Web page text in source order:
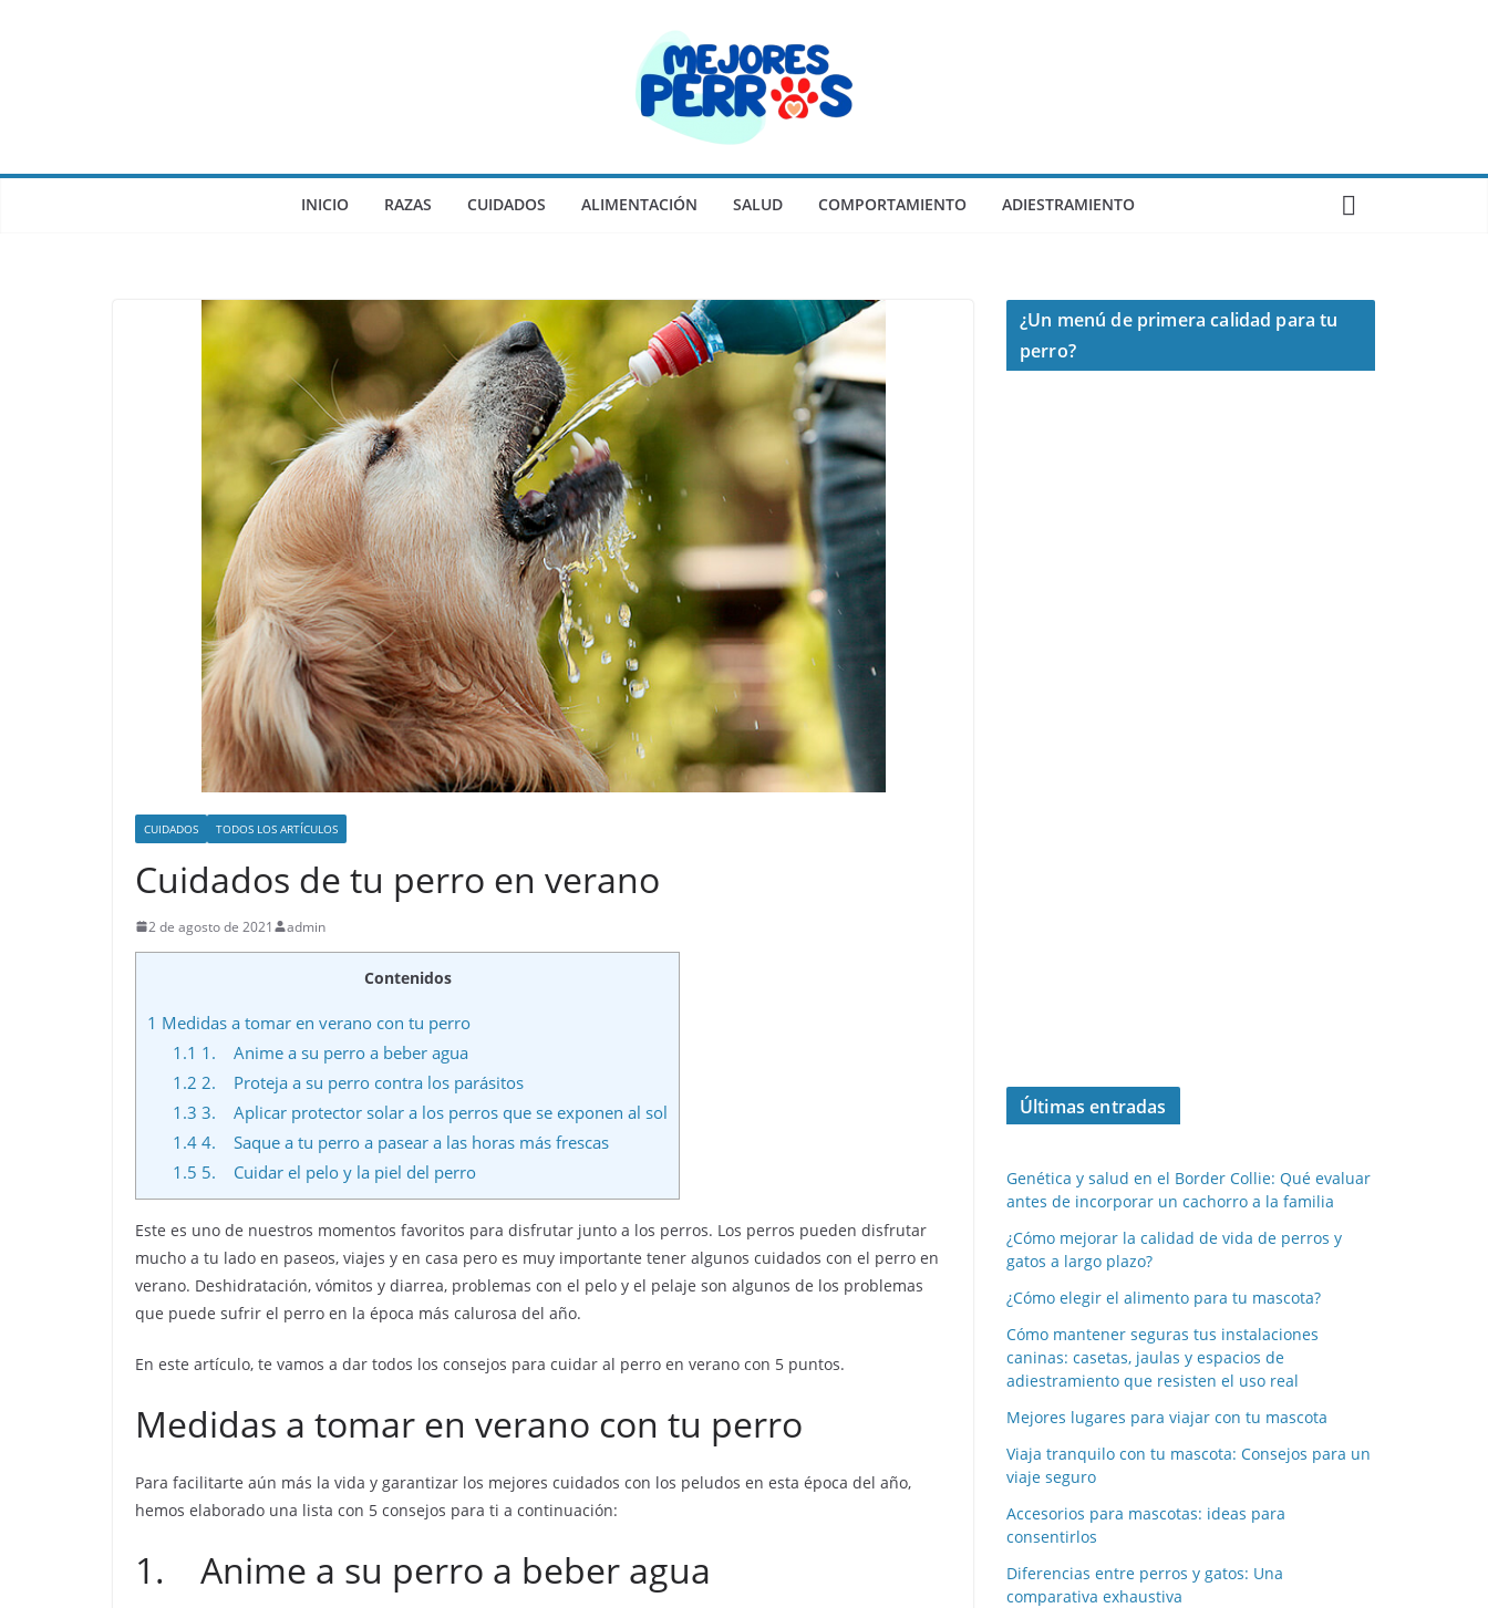
INICIO RAZAS CUIDADOS ALIMENTACIÓN SALUD COMPORTAMIENTO ADIESTRAMIENTO
CUIDADOS TODOS LOS ARTÍCULOS
Cuidados de tu perro en verano
2 de agosto de 2021 admin
Contenidos
1 Medidas a tomar en verano con tu perro
1.1 1. Anime a su perro a beber agua
1.2 2. Proteja a su perro contra los parásitos
1.3 3. Aplicar protector solar a los perros que se exponen al sol
1.44. Saque a tu perro a pasear a las horas más frescas
1.5 5. Cuidar el pelo y la piel del perro
Este es uno de nuestros momentos favoritos para disfrutar junto a los perros. Los perros pueden disfrutar
mucho a tu lado en paseos, viajes y en casa pero es muy importante tener algunos cuidados con el perro en
verano. Deshidratación, vómitos y diarrea, problemas con el pelo y el pelaje son algunos de los problemas
que puede sufrir el perro en la época más calurosa del año.
En este artículo, te vamos a dar todos los consejos para cuidar al perro en verano con 5 puntos.
Medidas a tomar en verano con tu perro
Para facilitarte aún más la vida y garantizar los mejores cuidados con los peludos en esta época del año,
hemos elaborado una lista con 5 consejos para ti a continuación:
1. Anime a su perro a beber agua
¿Un menú de primera calidad para tu
perro?
Últimas entradas
Genética y salud en el Border Collie: Qué evaluar
antes de incorporar un cachorro a la familia
¿Cómo mejorar la calidad de vida de perros y
gatos a largo plazo?
¿Cómo elegir el alimento para tu mascota?
Cómo mantener seguras tus instalaciones
caninas: casetas, jaulas y espacios de
adiestramiento que resisten el uso real
Mejores lugares para viajar con tu mascota
Viaja tranquilo con tu mascota: Consejos para un
viaje seguro
Accesorios para mascotas: ideas para
consentirlos
Diferencias entre perros y gatos: Una
comparativa exhaustiva